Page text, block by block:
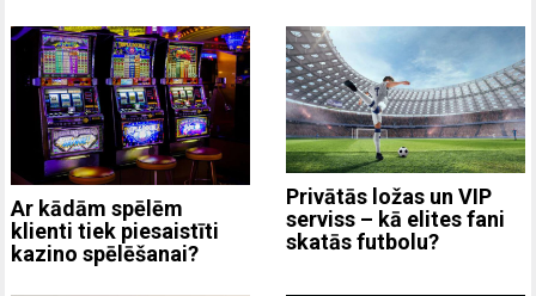
Ar kādām spēlēm
klienti tiek piesaistīti
kazino spēlēšanai?
Privātās ložas un VIP
serviss – kā elites fani
skatās futbolu?